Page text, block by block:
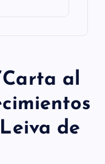
Carta al
de